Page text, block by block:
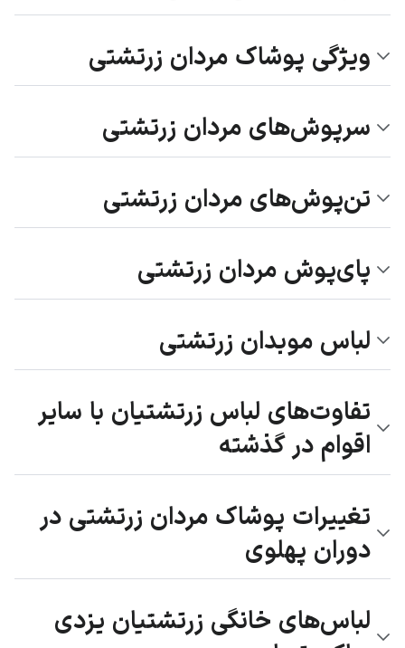
ویژگی پوشاک مردان زرتشتی
سرپوش‌های مردان زرتشتی
تن‌پوش‌های مردان زرتشتی
پای‌پوش مردان زرتشتی
لباس موبدان زرتشتی
تفاوت‌های لباس زرتشتیان با سایر
اقوام در گذشته
تغییرات پوشاک مردان زرتشتی در
دوران پهلوی
لباس‌های خانگی زرتشتیان یزدی